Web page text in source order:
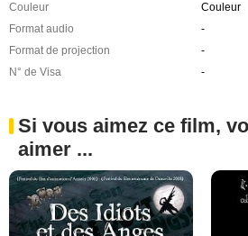
Couleur
Couleur
Format audio
-
Format de projection
-
N° de Visa
-
Si vous aimez ce film,
aimer ...